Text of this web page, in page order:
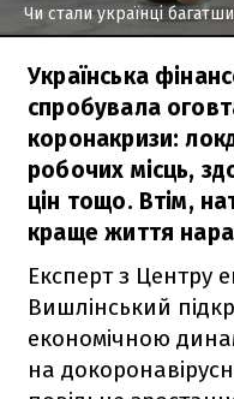
Чи стали українці
Українська
спробувала
коронакризи:
робочих місць,
цін тощо. Втім,
краще життя
Експерт з Центру
Вишлінський
економічною
на